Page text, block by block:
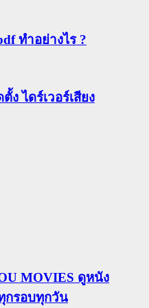
ทำอย่างไร ?
ไดร์เวอร์เสียง
MOVIES ดูหนัง
กรอบทุกวัน